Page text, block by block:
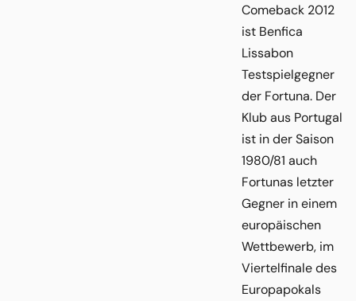
Comeback 2012
ist Benfica
Lissabon
Testspielgegner
der Fortuna. Der
Klub aus Portugal
ist in der Saison
1980/81 auch
Fortunas letzter
Gegner in einem
europäischen
Wettbewerb, im
Viertelfinale des
Europapokals